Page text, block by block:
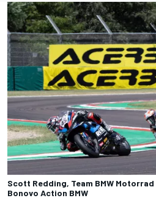
Scott Redding, Team BMW
Bonovo Action BMW